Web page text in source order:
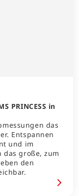
PRINCESS in
das
Entspannen
und im
das große, zum
den